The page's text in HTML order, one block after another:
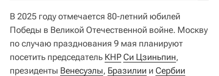
В 2025 году отмечается 80-летний юбилей
Победы в Великой Отечественной войне. Москву
по случаю празднования 9 мая планируют
посетить председатель КНР Си Цзиньпин,
президенты Венесуэлы, Бразилии и Сербии